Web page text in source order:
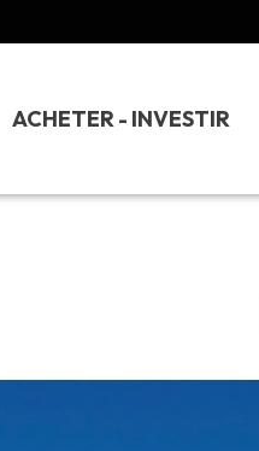
ACHETER - INVESTIR